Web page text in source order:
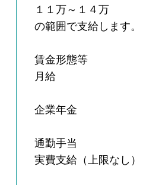
１１万～１４万
の範囲で支給します。
賃金形態等
月給
企業年金
通勤手当
実費支給（上限なし）